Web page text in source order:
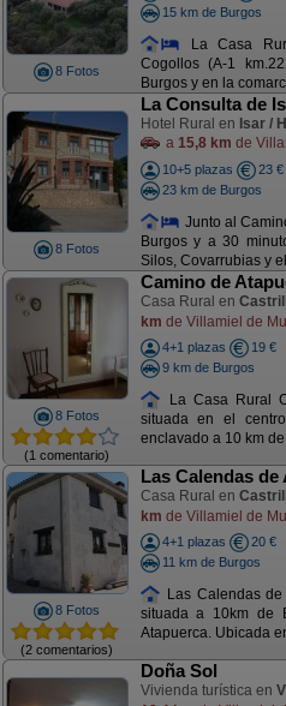
8 Fotos
15 km de Burgos
La Casa
Cogollos (A-1
Burgos y en la
8 Fotos
La Consulta de
Hotel Rural en Isar /
a 15,8 km de
10+5 plazas
23 €
23 km de Burgos
Junto al
Burgos y a 30
Silos, Covarrubias y
8 Fotos
(1 comentario)
Camino de
Casa Rural en
km de Villamiel de
4+1 plazas
19 €
9 km de Burgos
La Casa Rural
situada en el
enclavado a 10 km
8 Fotos
(2 comentarios)
Las Calendas de
Casa Rural en
km de Villamiel de
4+1 plazas
20 €
11 km de Burgos
Las Calendas
situada a 10km de
Atapuerca. Ubicada
Doña Sol
Vivienda turística en